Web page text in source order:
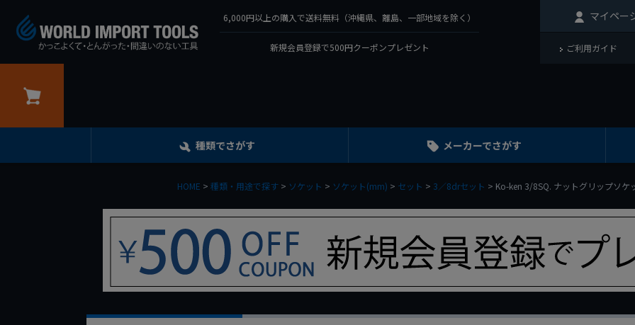
6,000円以上の購入で送料無料（沖縄県、離島、一部地域を除く）
新規会員登録で500円クーポンプレゼント
マイペー
ご利用ガイド
種類でさがす メーカーでさがす
HOME 種類・用途で探す ソケット ソケット(mm) セット 3／8drセット Ko-ken 3/8SQ. ナットグリップソ